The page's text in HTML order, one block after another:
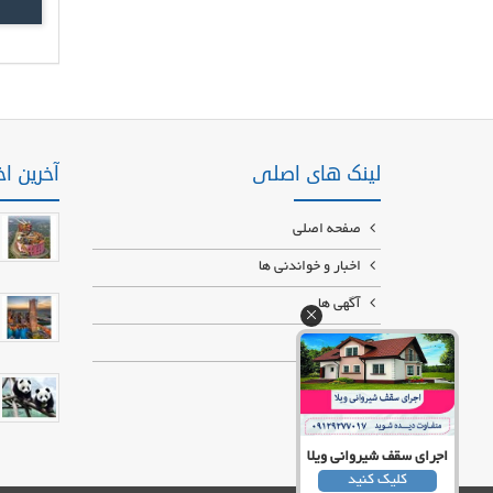
لینک های اصلی
صفحه اصلی
اخبار و خواندنی ها
آگهی ها
درباره ما
تماس با ما
آخرین
اجرای سقف شیروانی ویلا
کلیک کنید